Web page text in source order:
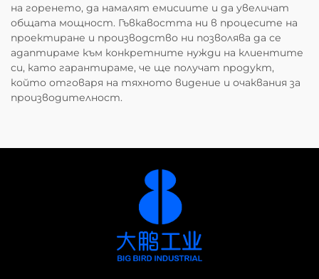
на горенето, да намалят емисиите и да увеличат
общата мощност. Гъвкавостта ни в процесите на
проектиране и производство ни позволява да се
адаптираме към конкретните нужди на клиентите
си, като гарантираме, че ще получат продукт,
който отговаря на тяхното видение и очаквания за
производителност.